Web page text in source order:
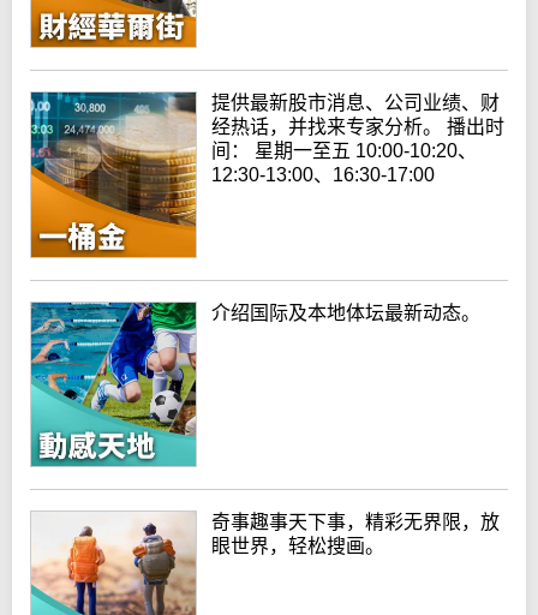
提供最新股市消息、公司业绩、财
经热话，并找来专家分析。 播出时
间： 星期一至五 10:00-10:20、
12:30-13:00、16:30-17:00
介绍国际及本地体坛最新动态。
奇事趣事天下事，精彩无界限，放
眼世界，轻松搜画。